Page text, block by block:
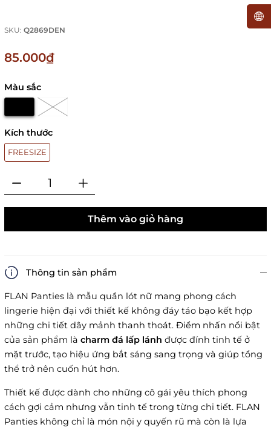
SKU: Q2869DEN
85.000₫
Màu sắc
Kích thước
FREESIZE
Thêm vào giỏ hàng
Thông tin sản phẩm
FLAN Panties là mẫu quần lót nữ mang phong cách
lingerie hiện đại với thiết kế không đáy táo bạo kết hợp
những chi tiết dây mảnh thanh thoát. Điểm nhấn nổi bật
của sản phẩm là charm đá lấp lánh được đính tinh tế ở
mặt trước, tạo hiệu ứng bắt sáng sang trọng và giúp tổng
thể trở nên cuốn hút hơn.
Thiết kế được dành cho những cô gái yêu thích phong
cách gợi cảm nhưng vẫn tinh tế trong từng chi tiết. FLAN
Panties không chỉ là món nội y quyến rũ mà còn là lựa